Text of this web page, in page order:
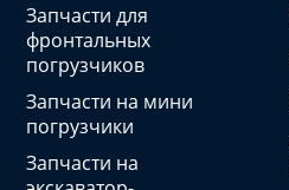
Запчасти для
фронтальных
погрузчиков
Запчасти на мини
погрузчики
Запчасти на